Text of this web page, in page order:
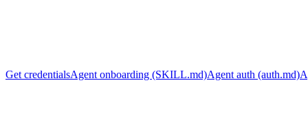
Get credentialsAgent onboarding (SKILL.md)Agent auth (auth.md)